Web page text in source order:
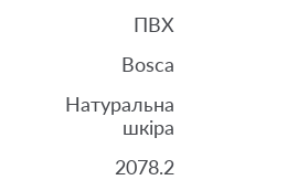
ПВХ
Bosca
Натуральна
шкіра
2078.2